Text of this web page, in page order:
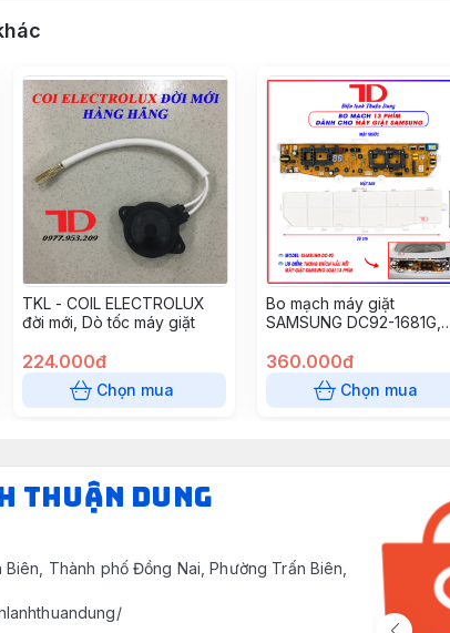
TKL - COIL ELECTROLUX
đời mới, Dò tốc máy giặt
224.000đ
Chọn mua
Bo mạch máy giặt
SAMSUNG DC92-1681G,
01449K, 01681A, 01681A,
01681F, 01764D, 01764E
đèn lệch 13 phím, DC41
360.000đ
Chọn mua
THUẬN DUNG
Biên, Thành phố Đồng Nai, Phường Trấn Biên,